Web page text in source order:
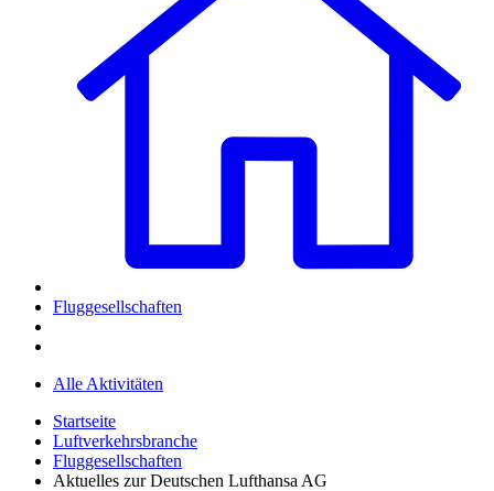
Fluggesellschaften
Alle Aktivitäten
Startseite
Luftverkehrsbranche
Fluggesellschaften
Aktuelles zur Deutschen Lufthansa AG